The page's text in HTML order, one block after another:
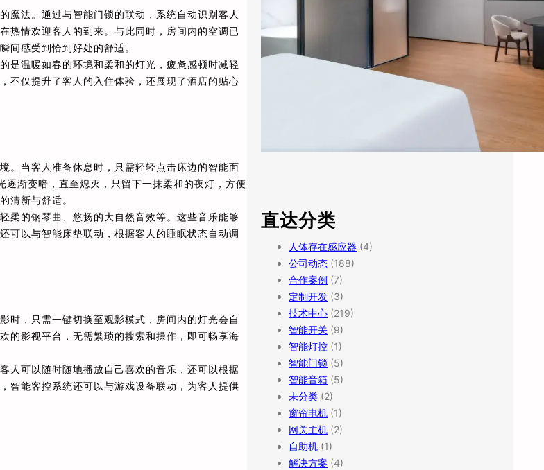
魔法。通过与智能门锁的联动，系统自动识别客人
热情欢迎客人的到来。与此同时，房间内的空调已
间感受到恰到好处的舒适。
是温暖如春的环境和柔和的灯光，疲惫感顿时减轻
不仅提升了客人的入住体验，还展现了酒店的贴心
。当客人准备休息时，只需轻轻点击床边的智能面
渐变暗，直至熄灭，只留下一抹柔和的夜灯，方便
清新与舒适。
柔的钢琴曲、悠扬的大自然音效等。这些音乐能够
可以与智能床垫联动，根据客人的睡眠状态自动调
时，只需一键切换至观影模式，房间内的灯光会自
的影视平台，无需繁琐的搜索和操作，即可畅享海
人可以随时随地播放自己喜欢的音乐，还可以根据
智能客控系统还可以与游戏设备联动，为客人提供
直达分类
人体存在感应器 (4)
公司动态 (188)
合作案例 (7)
定制开发 (3)
技术中心 (219)
智能开关 (9)
智能灯控 (1)
智能门锁 (5)
智能音箱 (5)
未分类 (2)
窗帘电机 (1)
网关主机 (2)
自助机 (1)
解决方案 (4)